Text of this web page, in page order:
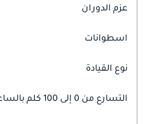
عزم الدوران
اسطوانات
نوع القيادة
التسارع من 0 إلى 100 كلم بالساعة